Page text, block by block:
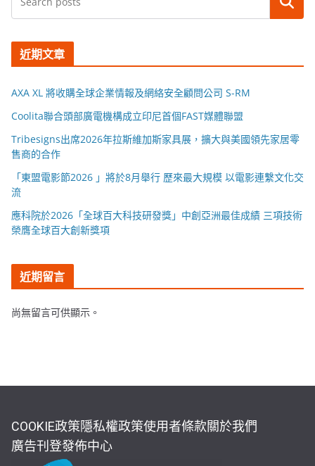
近期文章
AXA XL 將收購全球企業情報及網絡安全顧問公司 S-RM
Coolita聯合頭部廣電機構成立印尼首個FAST媒體聯盟
Tribesigns出席2026年拉斯維加斯家具展，擴大與美國領先家居零
售商的合作
「東盟電影節2026 」將於8月舉行 歷來最大規模 以電影連繫文化交
流
應科院於2026「全球百大科技研發獎」中創亞洲最佳成績 三項技術
榮膺全球百大創新獎項
近期留言
尚無留言可供顯示。
COOKIE政策隱私權政策使用者條款關於我們
廣告刊登發佈中心